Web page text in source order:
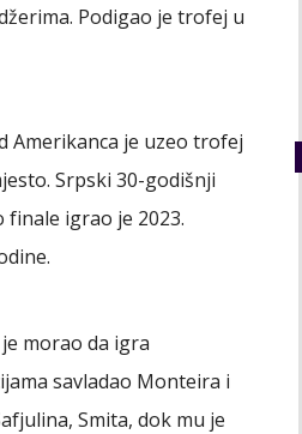
Podigao je trofej u
Amerikanca je uzeo trofej
Srpski 30-godišnji
igrao je 2023.
morao da igra
savladao Monteira i
Smita, dok mu je